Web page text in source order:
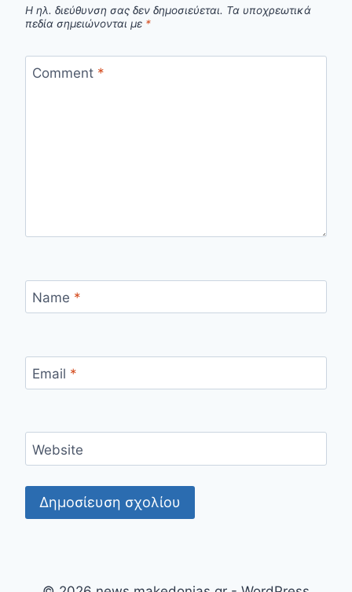
Η ηλ. διεύθυνση σας δεν δημοσιεύεται. Τα υποχρεωτικά
πεδία σημειώνονται με *
Comment *
Name *
Email *
Website